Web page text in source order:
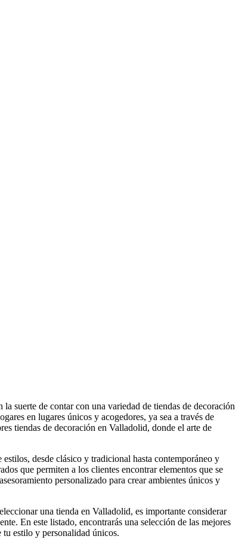
suerte de contar con una variedad de tiendas de decoración
en lugares únicos y acogedores, ya sea a través de
tiendas de decoración en Valladolid, donde el arte de
desde clásico y tradicional hasta contemporáneo y
que permiten a los clientes encontrar elementos que se
personalizado para crear ambientes únicos y
una tienda en Valladolid, es importante considerar
En este listado, encontrarás una selección de las mejores
tu estilo y personalidad únicos.